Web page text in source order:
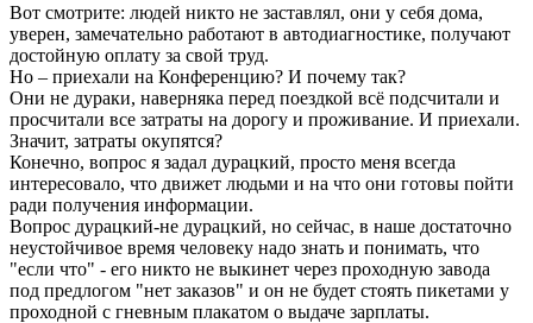
Вот смотрите: людей никто не заставлял, они у себя дома,
уверен, замечательно работают в автодиагностике, получают
достойную оплату за свой труд.
Но – приехали на Конференцию? И почему так?
Они не дураки, наверняка перед поездкой всё подсчитали и
просчитали все затраты на дорогу и проживание. И приехали.
Значит, затраты окупятся?
Конечно, вопрос я задал дурацкий, просто меня всегда
интересовало, что движет людьми и на что они готовы пойти
ради получения информации.
Вопрос дурацкий-не дурацкий, но сейчас, в наше достаточно
неустойчивое время человеку надо знать и понимать, что
"если что" - его никто не выкинет через проходную завода
под предлогом "нет заказов" и он не будет стоять пикетами у
проходной с гневным плакатом о выдаче зарплаты.